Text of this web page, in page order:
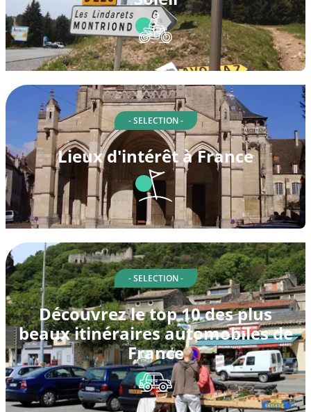
- SELECTION -
Lieux d'intérêt à France
- SELECTION -
Découvrez le top 10 des plus
beaux itinéraires automobiles de
France